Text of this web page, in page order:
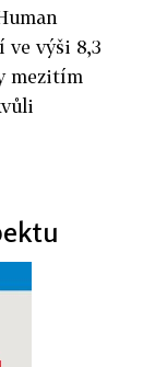
ve výši 8,3
mezitím